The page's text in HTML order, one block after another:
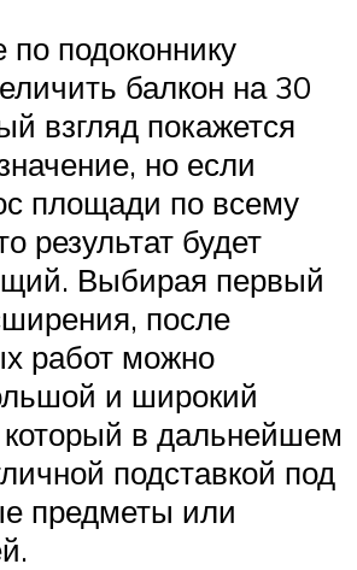
подоконнику
балкон на 30
взгляд покажется
но если
площади по всему
результат будет
Выбирая первый
после
работ можно
и широкий
который в дальнейшем
подставкой под
предметы или